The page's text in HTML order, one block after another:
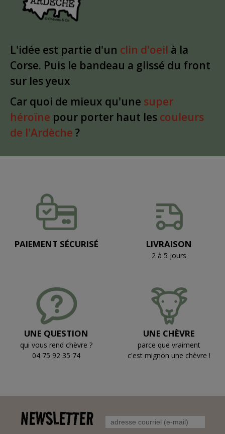
L'idée est partie d'un clin d'oeil à la
Corse. Puis le bandeau a glissé du front
sur les yeux
Car quoi de mieux qu'une super
héroïne pour porter haut les couleurs
de l'Ardèche ?
PAIEMENT SÉCURISÉ LIVRAISON
2 à 5 jours
UNE QUESTION
qui vous rend chèvre ?
04 75 92 35 74
UNE CHÈVRE
parce que vraiment
c'est mignon une chèvre !
NEWSLETTER